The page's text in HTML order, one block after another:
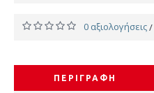
0 αξιολογήσεις/
ΠΕΡΙΓΡΑΦΉ